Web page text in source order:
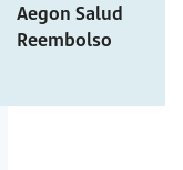
Aegon Salud
Reembolso